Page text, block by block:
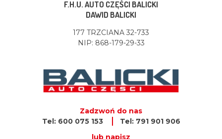
F.H.U. AUTO CZĘŚCI BALICKI
DAWID BALICKI
177 TRZCIANA 32-733
NIP: 868-179-29-33
Zadzwoń do nas
Tel: 600 075 153
Tel: 791 901 906
lub napisz